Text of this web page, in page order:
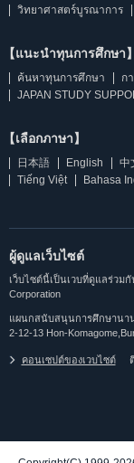
วิทยาศาสตร์บูรณาการ
【แนะนำทุนการศึกษา】
ค้นหาทุนการศึกษา
ก
JAPAN STUDY
【เลือกภาษา】
日本語 English 中
Tiếng Việt
Bahasa
ผู้ดูแลเว็บไซต์
เว็บไซต์นี้เป็นเวบที่ดูแลร่วมกั
Corporation
แผนกสนับสนุนการศึกษานาน
2-12-13 Hon-
คอนเซปต์ของเวบไซต์